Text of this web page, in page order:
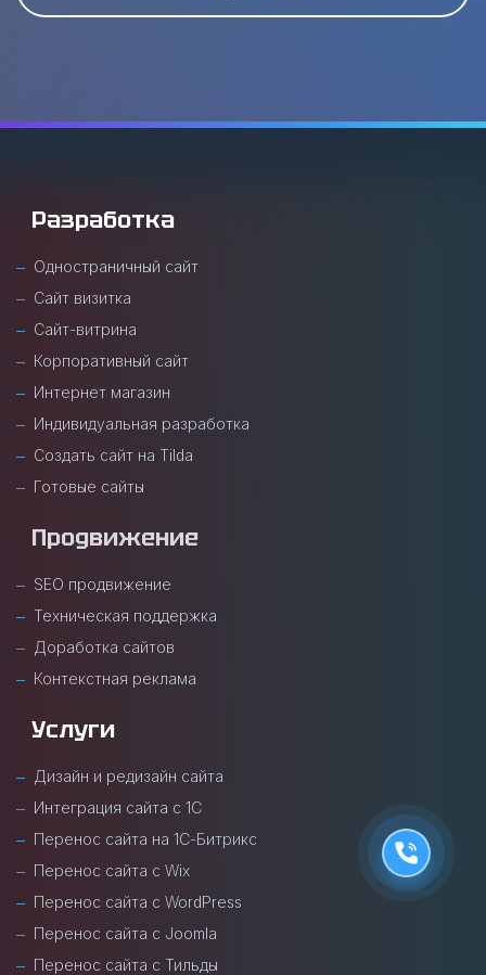
Разработка
Одностраничный сайт
Сайт визитка
Сайт-витрина
Корпоративный сайт
Интернет магазин
Индивидуальная разработка
Создать сайт на Tilda
Готовые сайты
Продвижение
SEO продвижение
Техническая поддержка
Доработка сайтов
Контекстная реклама
Услуги
Дизайн и редизайн сайта
Интеграция сайта с 1С
Перенос сайта на 1С-Битрикс
Перенос сайта с Wix
Перенос сайта с WordPress
Перенос сайта с Joomla
Перенос сайта с Тильды